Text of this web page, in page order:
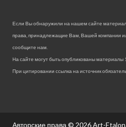
Если Вы обнаружили на нашем сайте
права, принадлежащие Вам, Вашей компании
сообщите нам.
На сайте могут быть опубликованы материалы
При цитировании ссылка на источник
Авторские права © 2026Art-